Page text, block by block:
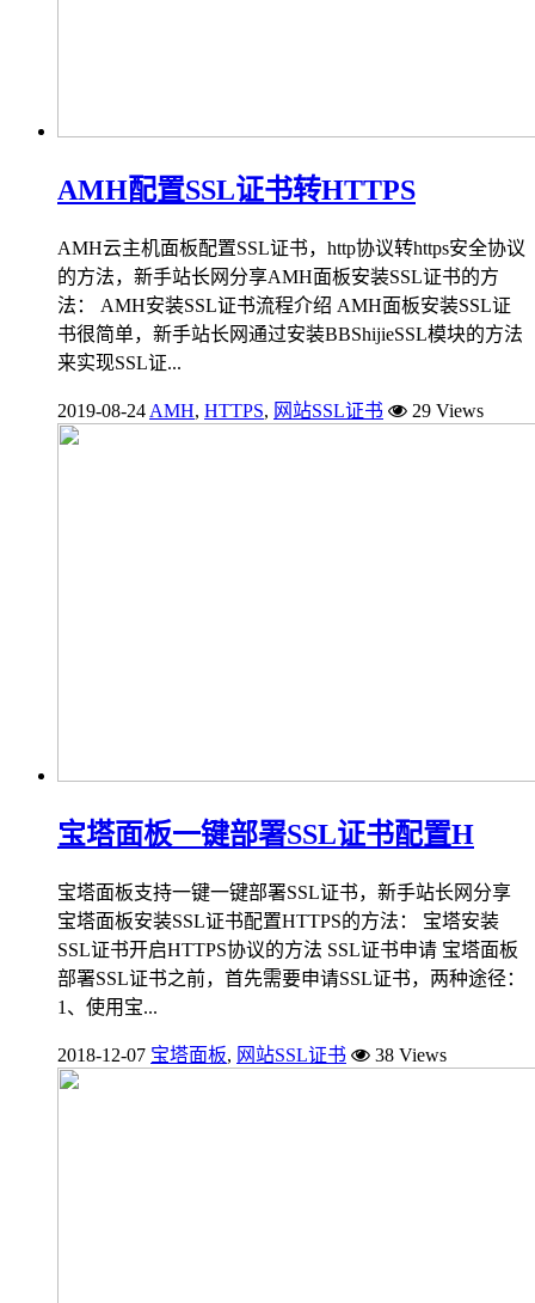
AMH配置SSL证书转HTTPS
AMH云主机面板配置SSL证书，http协议转https安全协议
的方法，新手站长网分享AMH面板安装SSL证书的方
法： AMH安装SSL证书流程介绍 AMH面板安装SSL证
书很简单，新手站长网通过安装BBShijieSSL模块的方法
来实现SSL证...
2019-08-24 AMH, HTTPS, 网站SSL证书 29 Views
宝塔面板一键部署SSL证书配置H
宝塔面板支持一键一键部署SSL证书，新手站长网分享
宝塔面板安装SSL证书配置HTTPS的方法： 宝塔安装
SSL证书开启HTTPS协议的方法 SSL证书申请 宝塔面板
部署SSL证书之前，首先需要申请SSL证书，两种途径：
1、使用宝...
2018-12-07 宝塔面板, 网站SSL证书 38 Views